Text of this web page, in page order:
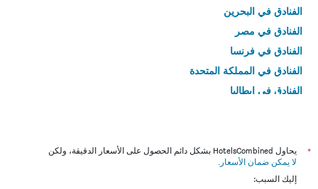
الفنادق في البحرين
الفنادق في مصر
الفنادق في فرنسا
الفنادق في المملكة المتحدة
الفنادق في إيطاليا
*
يحاول HotelsCombined بشكل دائم الحصول على الأسعار الدقيقة، ولكن
لا يمكن ضمان الأسعار .
إليك السبب: